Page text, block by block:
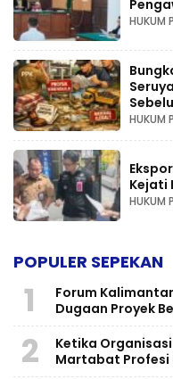
HUKUM
HUKUM
Kejati
HUKUM
POPULER SEPEKAN
1
Forum
Dugaan Proyek
2
Ketika
Martabat Profesi